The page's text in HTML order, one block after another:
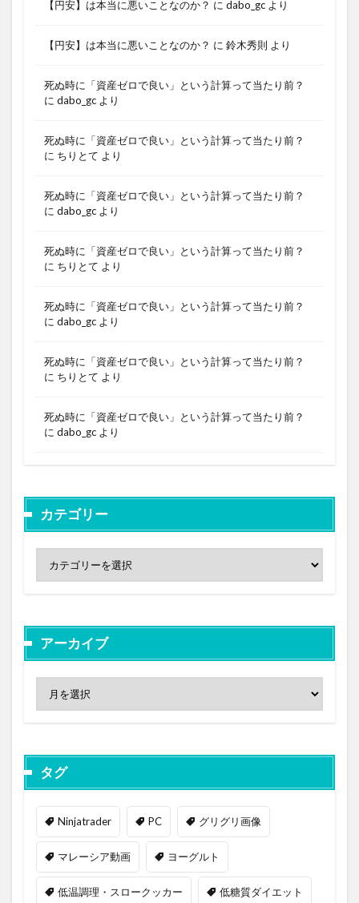
【円安】は本当に悪いことなのか？ に dabo_gc より
【円安】は本当に悪いことなのか？ に 鈴木秀則 より
死ぬ時に「資産ゼロで良い」という計算って当たり前？
に dabo_gc より
死ぬ時に「資産ゼロで良い」という計算って当たり前？
に ちりとて より
死ぬ時に「資産ゼロで良い」という計算って当たり前？
に dabo_gc より
死ぬ時に「資産ゼロで良い」という計算って当たり前？
に ちりとて より
死ぬ時に「資産ゼロで良い」という計算って当たり前？
に dabo_gc より
死ぬ時に「資産ゼロで良い」という計算って当たり前？
に ちりとて より
死ぬ時に「資産ゼロで良い」という計算って当たり前？
に dabo_gc より
カテゴリー
アーカイブ
タグ
Ninjatrader PC グリグリ画像
マレーシア動画 ヨーグルト
低温調理・スロークッカー 低糖質ダイエット